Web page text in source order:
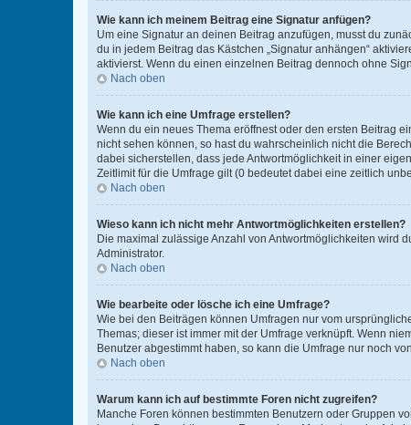
Wie kann ich meinem Beitrag eine Signatur anfügen?
Um eine Signatur an deinen Beitrag anzufügen, musst du
du in jedem Beitrag das Kästchen „Signatur anhängen“
aktivierst. Wenn du einen einzelnen Beitrag dennoch ohne
Nach oben
Wie kann ich eine Umfrage erstellen?
Wenn du ein neues Thema eröffnest oder den ersten Beitrag
nicht sehen können, so hast du wahrscheinlich nicht die
dabei sicherstellen, dass jede Antwortmöglichkeit in einer
Zeitlimit für die Umfrage gilt (0 bedeutet dabei eine zeitlich
Nach oben
Wieso kann ich nicht mehr Antwortmöglichkeiten erstellen?
Die maximal zulässige Anzahl von Antwortmöglichkeiten wird
Administrator.
Nach oben
Wie bearbeite oder lösche ich eine Umfrage?
Wie bei den Beiträgen können Umfragen nur vom
Themas; dieser ist immer mit der Umfrage verknüpft. Wenn
Benutzer abgestimmt haben, so kann die Umfrage nur noch
Nach oben
Warum kann ich auf bestimmte Foren nicht zugreifen?
Manche Foren können bestimmten Benutzern oder Gruppen